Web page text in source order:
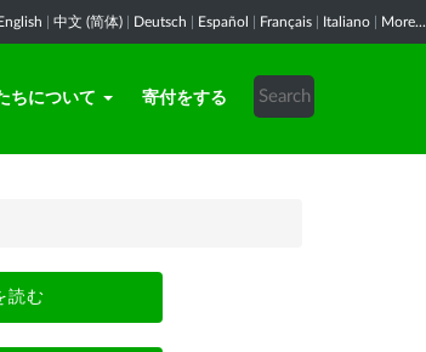
中文 (简体) Deutsch Español Français Italiano More...
ちについて 寄付をする
読む